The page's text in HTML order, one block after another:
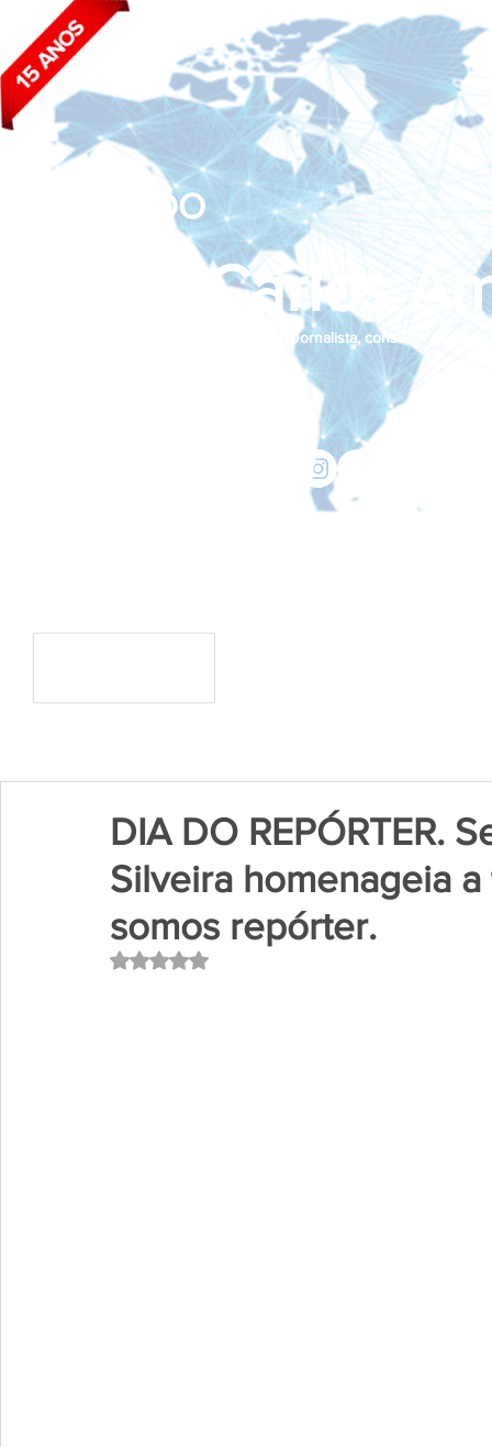
João Carlos
BLOG DO
Jornalista, consultor de
DIA DO REPÓRTER.
Silveira homenageia
somos repórter.
Avaliado com NaN de 5 estrelas.